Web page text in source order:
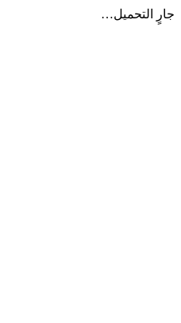
جارٍ التحميل…